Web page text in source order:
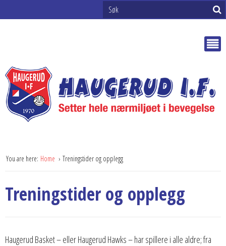
You are here: Home Treningstider og opplegg
Treningstider og opplegg
Haugerud Basket – eller Haugerud Hawks – har spillere i alle aldre; fra